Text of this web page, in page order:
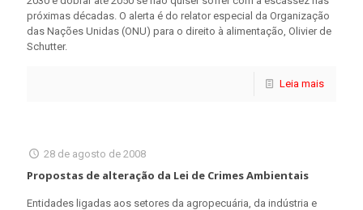
próximas décadas. O alerta é do relator especial da Organização
das Nações Unidas (ONU) para o direito à alimentação, Olivier de
Schutter.
Leia mais
28 de agosto de 2008
Propostas de alteração da Lei de Crimes Ambientais
Entidades ligadas aos setores da agropecuária, da indústria e